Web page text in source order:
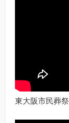
東大阪市民葬祭